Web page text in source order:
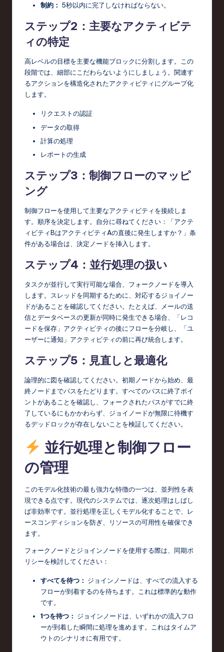
制約： 5秒以内に完了しなければならない。
ステップ2：主要なアクティビテ
ィの特定
高レベルの目標を主要な機能ブロックに分割します。この
段階では、細部にこだわらないようにしましょう。関連す
るアクションを構造化されたアクティビティにグループ化
します。
リクエストの認証
データの取得
計算の処理
レポートの生成
ステップ3：制御フローのマッピ
ング
制御フローを使用して主要なアクティビティを接続しま
す。順序を決定します。自分に尋ねてください：「アクテ
ィビティBはアクティビティAの直後に発生しますか？」条
件がある場合は、決定ノードを挿入します。
ステップ4：並行処理の扱い
タスクが並行して実行可能な場合、フォークノードを導入
します。スレッドを同期するために、対応するジョイノー
ドがあることを確認してください。たとえば、メールの送
信とデータベースの更新が同時に発生できる場合、「レコ
ードを保存」アクティビティの後にフローを分岐し、「ユ
ーザーに通知」アクティビティの前に再び統合します。
ステップ5：見直しと最適化
論理的に図を確認してください。初期ノードから始め、最
終ノードまでパスをたどります。すべてのパスに終了ポイ
ントがあることを確認し、フォークされたパスがすでに終
了しているにもかかわらず、ジョイノードが無限に待機す
るデッドロックが存在しないことを検証してください。
並行処理と制御フロー
の管理
このモデル化技術の最も強力な特徴の一つは、並列性を表
現できる点です。現代のシステムでは、逐次処理はしばし
ば非効率です。並行処理を正しくモデル化することで、レ
ースコンディションを防ぎ、リソースの可用性を確保でき
ます。
フォークノードとジョインノードを使用する際は、同期ポ
リシーを検討してください：
すべてを待つ： ジョインノードは、すべての流入する
フローが到着するのを待ちます。これは標準的な動作
です。
1つを待つ： ジョインノードは、いずれかの流入フロ
ーが到着した瞬間に処理を進めます。これはタイムア
ウトのシナリオに有用です。